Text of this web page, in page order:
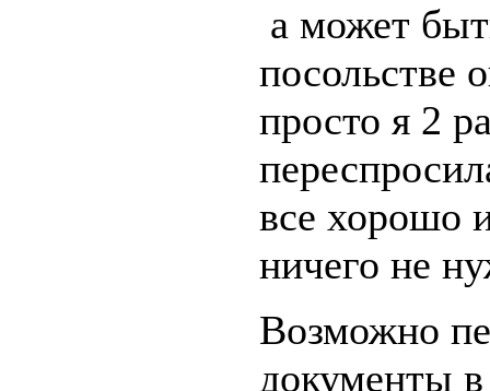
а может
посольстве
просто я 2
все хорошо
ничего не
Возможно
документы